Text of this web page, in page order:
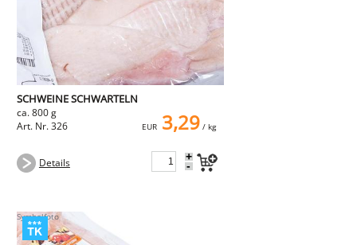
SCHWEINE SCHWARTELN
ca. 800 g
Art. Nr. 326
EUR 3,29/ kg
Details +
-